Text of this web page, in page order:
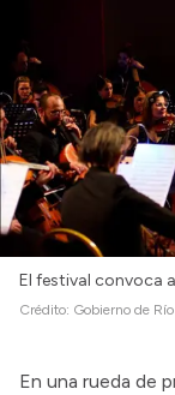
Compras y
Consulta de
Consulta de
Convocatorias
Intranet
Login
El festival convoca
Crédito: Gobierno de
En una rueda de